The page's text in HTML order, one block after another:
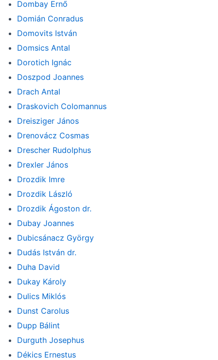
Dombay Ernő
Domián Conradus
Domovits István
Domsics Antal
Dorotich Ignác
Doszpod Joannes
Drach Antal
Draskovich Colomannus
Dreisziger János
Drenovácz Cosmas
Drescher Rudolphus
Drexler János
Drozdik Imre
Drozdik László
Drozdik Ágoston dr.
Dubay Joannes
Dubicsánacz György
Dudás István dr.
Duha David
Dukay Károly
Dulics Miklós
Dunst Carolus
Dupp Bálint
Durguth Josephus
Dékics Ernestus